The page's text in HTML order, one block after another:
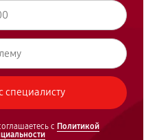
с Политикой